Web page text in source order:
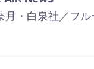
・白泉社／フ